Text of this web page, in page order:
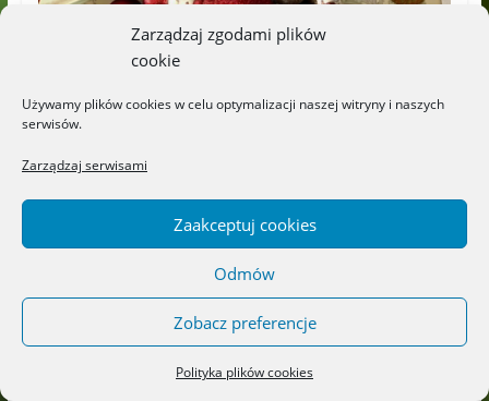
Zarządzaj zgodami plików
cookie
Używamy plików cookies w celu optymalizacji naszej witryny i naszych
serwisów.
Zarządzaj serwisami
Zaakceptuj cookies
Odmów
Zobacz preferencje
Polityka plików cookies